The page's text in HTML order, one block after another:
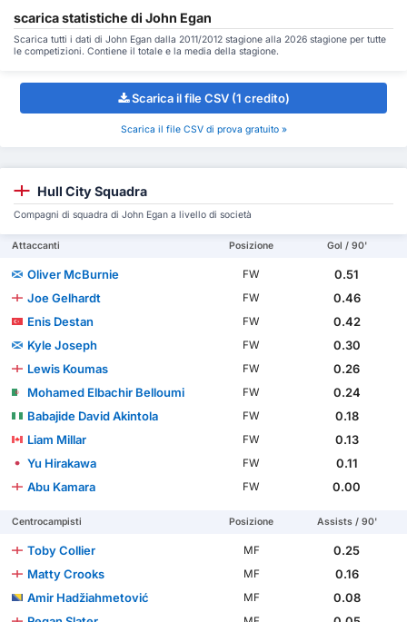
scarica statistiche di John Egan
Scarica tutti i dati di John Egan dalla 2011/2012 stagione alla 2026 stagione per tutte
le competizioni. Contiene il totale e la media della stagione.
Scarica il file CSV (1 credito)
Scarica il file CSV di prova gratuito »
Hull City Squadra
Compagni di squadra di John Egan a livello di società
Attaccanti Posizione Gol / 90'
Oliver McBurnie FW
0.51
Joe Gelhardt
FW
0.46
Enis Destan
FW
0.42
Kyle Joseph
FW
0.30
Lewis Koumas
FW
0.26
Mohamed Elbachir Belloumi
FW
0.24
Babajide David Akintola
FW
0.18
Liam Millar
FW
0.13
Yu Hirakawa
FW
0.11
Abu Kamara
FW 0.00
Centrocampisti Posizione Assists / 90'
Toby Collier MF
0.25
Matty Crooks
MF
0.16
Amir Hadžiahmetović
MF
0.08